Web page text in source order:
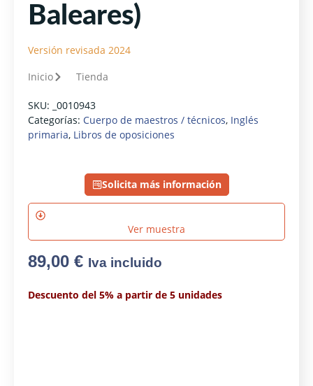
Baleares)
Versión revisada 2024
Inicio
Tienda
SKU: _0010943
Categorías: Cuerpo de maestros / técnicos, Inglés
primaria, Libros de oposiciones
Solicita más información
Ver muestra
89,00 € Iva incluido
Descuento del 5% a partir de 5 unidades